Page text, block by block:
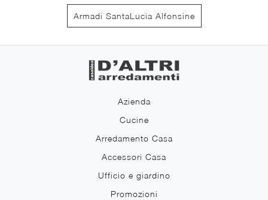
Armadi SantaLucia Alfonsine
Azienda
Cucine
Arredamento Casa
Accessori Casa
Ufficio e giardino
Promozioni